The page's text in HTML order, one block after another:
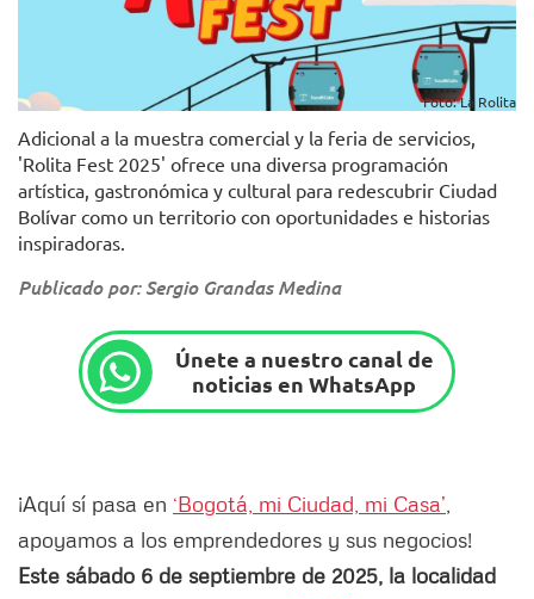
Foto: La Rolita
Adicional a la muestra comercial y la feria de servicios,
'Rolita Fest 2025' ofrece una diversa programación
artística, gastronómica y cultural para redescubrir Ciudad
Bolívar como un territorio con oportunidades e historias
inspiradoras.
Publicado por: Sergio Grandas Medina
Únete a nuestro canal de
noticias en WhatsApp
¡Aquí sí pasa en ‘Bogotá, mi Ciudad, mi Casa’
apoyamos a los emprendedores y sus negocios!
Este sábado 6 de septiembre de 2025, la localidad